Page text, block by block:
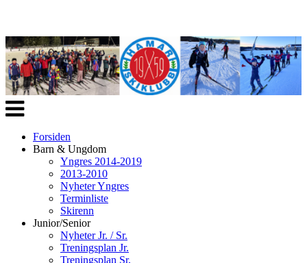
Veksle
navigasjon
Forsiden
Barn & Ungdom
Yngres 2014-2019
2013-2010
Nyheter Yngres
Terminliste
Skirenn
Junior/Senior
Nyheter Jr. / Sr.
Treningsplan Jr.
Treningsplan Sr.